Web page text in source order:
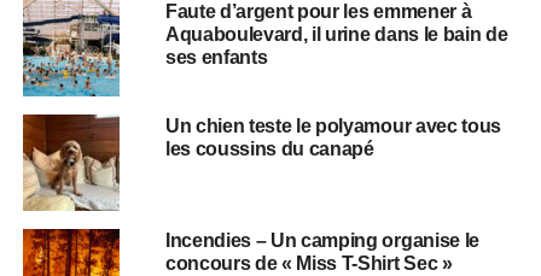
Faute d’argent pour les emmener à
Aquaboulevard, il urine dans le bain de
ses enfants
Un chien teste le polyamour avec tous
les coussins du canapé
Incendies – Un camping organise le
concours de « Miss T-Shirt Sec »